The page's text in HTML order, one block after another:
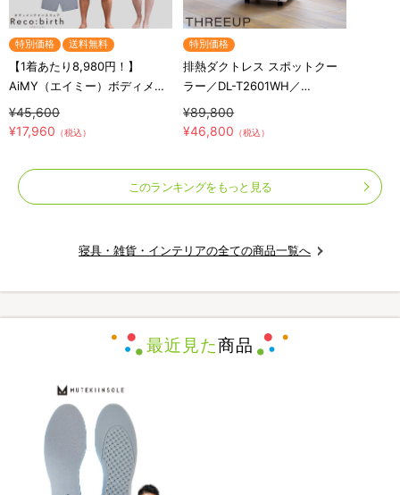
特別価格 送料無料
【1着あたり8,980円！】
AiMY（エイミー）ボディメン
テナンスウェア リカバース／
半袖半ズボン／2着セット／上
¥45,600
¥17,960 （税込）
特別価格
排熱ダクトレス スポットクー
ラー／DL-T2601WH／
THREEUP(スリーアップ)／取
付工事不要／除湿
¥89,800
¥46,800 （税込）
このランキングをもっと見る
寝具・雑貨・インテリアの全ての商品一覧へ
最近見た商品